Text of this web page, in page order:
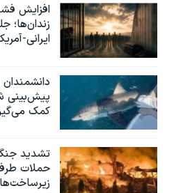
افزایش
زندان‌ها؛
ایرانی-
پیش‌بینی
کمک
تشدید
حملات